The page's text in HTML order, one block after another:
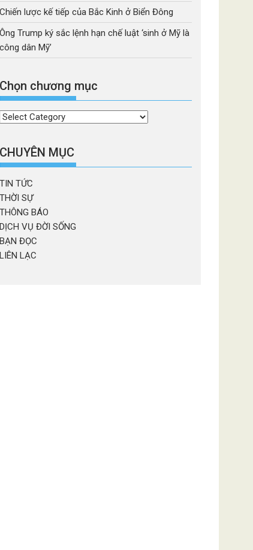
Chiến lược kế tiếp của Bắc Kinh ở Biển Đông
Ông Trump ký sắc lệnh hạn chế luật ‘sinh ở Mỹ là
công dân Mỹ’
Chọn chương mục
Chọn
mục
CHUYÊN MỤC
TIN TỨC
THỜI SỰ
THÔNG BÁO
DỊCH VỤ ĐỜI SỐNG
BẠN ĐỌC
LIÊN LẠC